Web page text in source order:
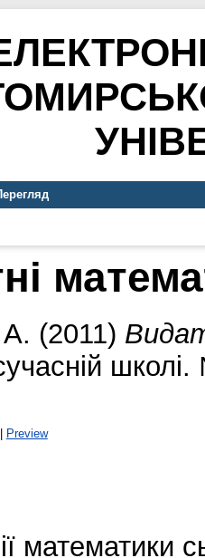
(2011)
Preview
математики